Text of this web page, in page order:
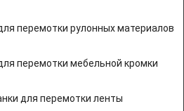
перемотки рулонных материалов
перемотки мебельной кромки
для перемотки ленты